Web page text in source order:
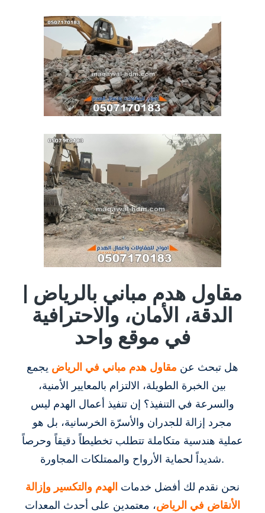
مقاول هدم مباني بالرياض |
الدقة، الأمان، والاحترافية
في موقع واحد
هل تبحث عن مقاول هدم مباني في الرياض يجمع
بين الخبرة الطويلة، الالتزام بالمعايير الأمنية،
والسرعة في التنفيذ؟ إن تنفيذ أعمال الهدم ليس
مجرد إزالة للجدران والأسرّة الخرسانية، بل هو
عملية هندسية متكاملة تتطلب تخطيطاً دقيقاً وحرصاً
شديداً لحماية الأرواح والممتلكات المجاورة.
نحن نقدم لك أفضل خدمات الهدم والتكسير وإزالة
الأنقاض في الرياض، معتمدين على أحدث المعدات